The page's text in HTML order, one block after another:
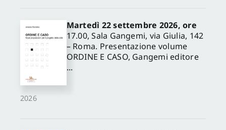
2026
Martedì 22 settembre 2026, ore
17.00, Sala Gangemi, via Giulia, 142
– Roma. Presentazione volume
ORDINE E CASO, Gangemi editore
...